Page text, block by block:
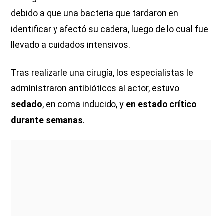
debido a que una bacteria que tardaron en
identificar y afectó su cadera, luego de lo cual fue
llevado a cuidados intensivos.
Tras realizarle una cirugía, los especialistas le
administraron antibióticos al actor, estuvo
sedado, en coma inducido, y en estado crítico
durante semanas.